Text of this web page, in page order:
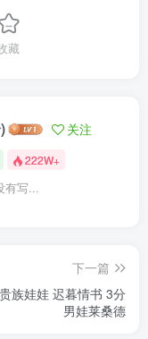
藏
关注
222W+
有写...
下一篇
族娃娃 迟暮情书 3分
男娃莱桑德